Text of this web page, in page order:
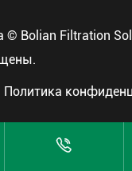
© Bolian Filtration
Политика
